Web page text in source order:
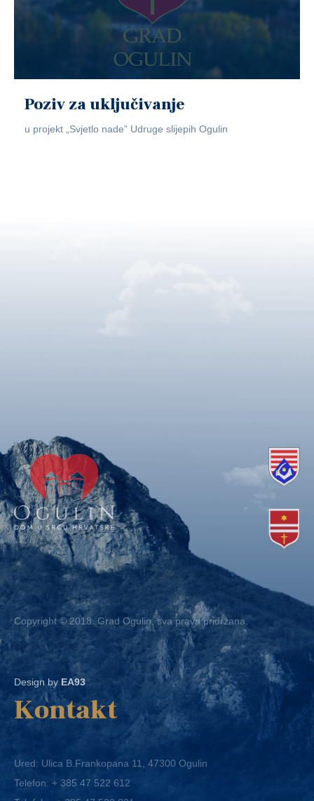
Poziv za uključivanje
u projekt „Svjetlo nade” Udruge slijepih Ogulin
Copyright © 2018. Grad Ogulin, sva prava pridržana.
Design byEA93
Kontakt
Ured: Ulica B.Frankopana 11, 47300 Ogulin
Telefon:+ 385 47 522 612
Telefaks:+ 385 47 522 821